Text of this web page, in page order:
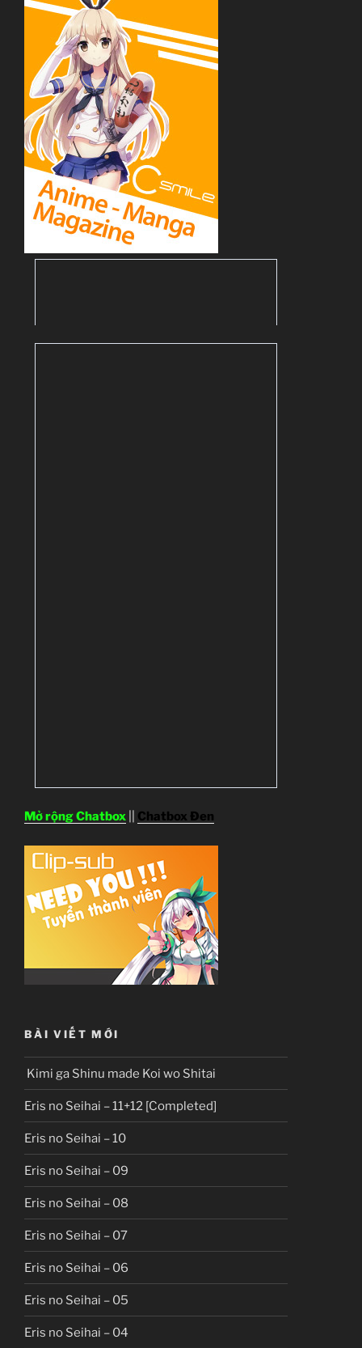
Mở rộng Chatbox Chatbox Đen
BÀI VIẾT MỚI
Kimi ga Shinu made Koi wo Shitai
Eris no Seihai – 11+12 [Completed]
Eris no Seihai – 10
Eris no Seihai – 09
Eris no Seihai – 08
Eris no Seihai – 07
Eris no Seihai – 06
Eris no Seihai – 05
Eris no Seihai – 04